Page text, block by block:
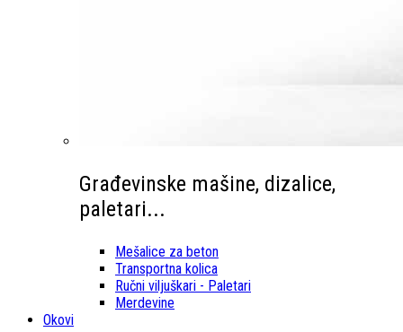
Građevinske mašine, dizalice,
paletari...
Mešalice za beton
Transportna kolica
Ručni viljuškari - Paletari
Merdevine
Okovi